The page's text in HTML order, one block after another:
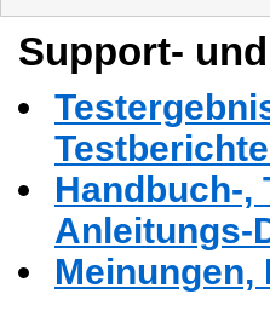
Support-
Handbuch-,
Anleitungs-